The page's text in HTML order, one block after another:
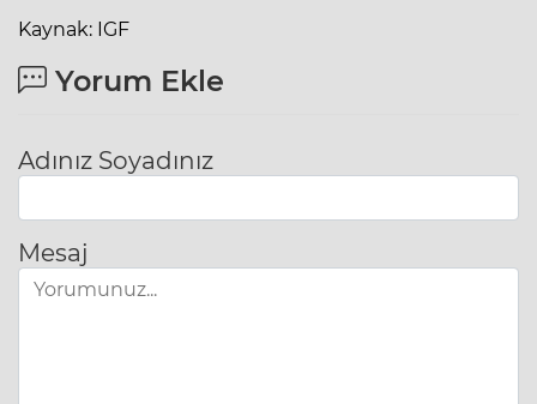
Kaynak: IGF
Yorum Ekle
Adınız Soyadınız
Mesaj